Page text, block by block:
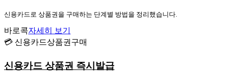
신용카드로 상품권을 구매하는 단계별 방법을 정리했습니다.
바로콕자세히 보기
💳 신용카드상품권구매
신용카드 상품권 즉시발급